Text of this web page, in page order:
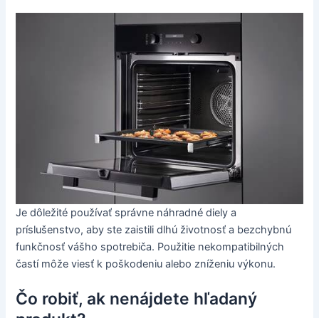
Je dôležité používať správne náhradné diely a
príslušenstvo, aby ste zaistili dlhú životnosť a bezchybnú
funkčnosť vášho spotrebiča. Použitie nekompatibilných
častí môže viesť k poškodeniu alebo zníženiu výkonu.
Čo robiť, ak nenájdete hľadaný